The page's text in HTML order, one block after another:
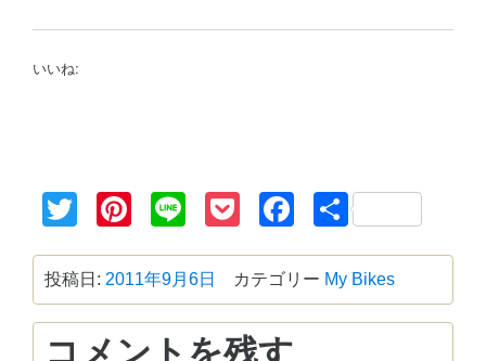
いいね:
TwitterPinterest
Line PocketFacebook
共
投稿日: 2011年9月6日 カテゴリー My Bikes
コメントを残す